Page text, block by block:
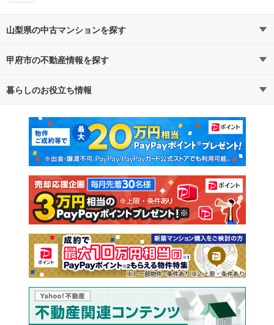
山梨県の中古マンションを探す
路線・駅から探す
通勤・通学時間から探す
甲府市の不動産情報を探す
不動産・住宅
新築マンション 中古マンション
新築一戸建て 中古一戸建て
注文住宅 土地
売却査定
暮らしのお役立ち情報
マンションカタログ 教えて！住まいの先生